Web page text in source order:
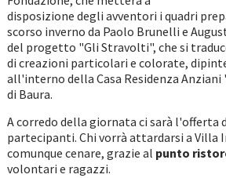
disposizione degli avventori i quadri
scorso inverno da Paolo Brunelli e
del progetto "Gli Stravolti", che si
di creazioni particolari e colorate,
all'interno della Casa Residenza
di Baura.
A corredo della giornata ci sarà
partecipanti. Chi vorrà attardarsi a
comunque cenare, grazie al punto
volontari e ragazzi.